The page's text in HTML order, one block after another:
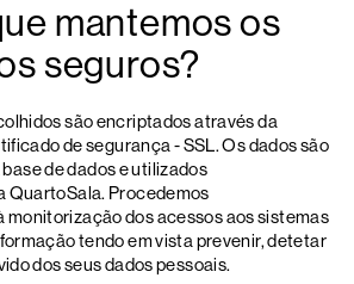
mantemos os
seguros?
são encriptados através da
de segurança - SSL. Os dados são
de dados e utilizados
QuartoSala. Procedemos
monitorização dos acessos aos sistemas
tendo em vista prevenir, detetar
dos seus dados pessoais.